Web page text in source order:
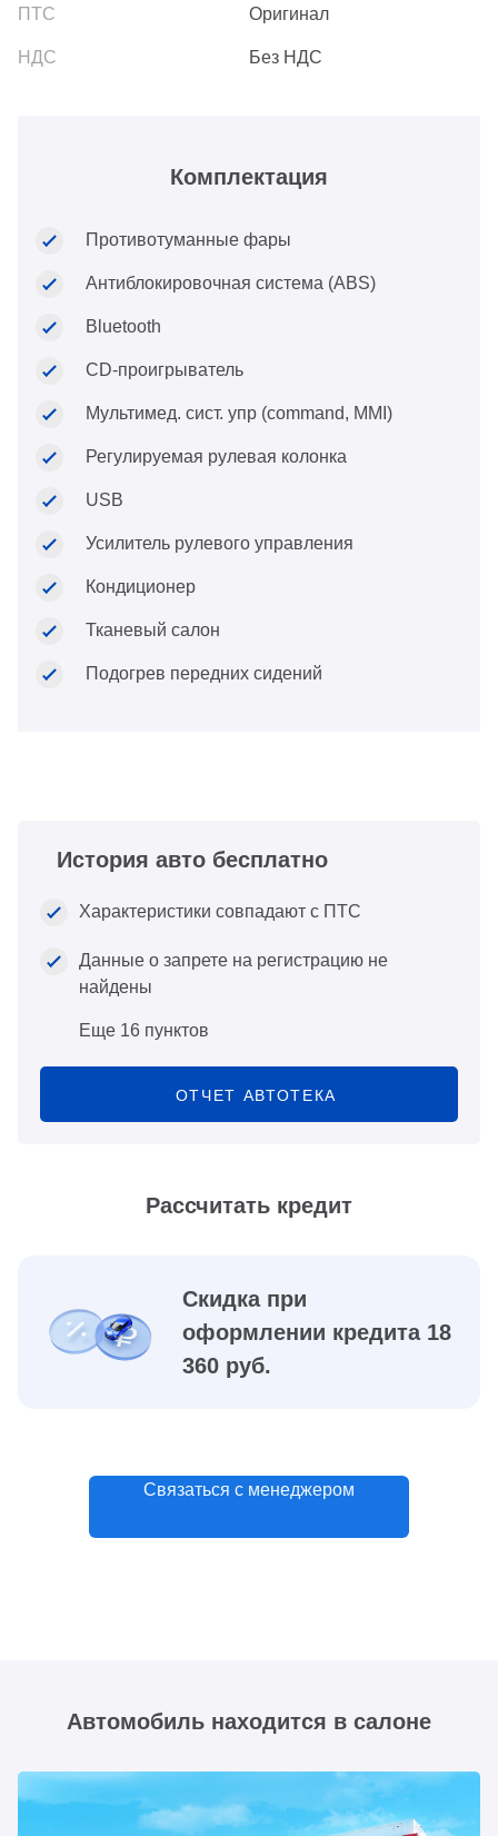
Оригинал
Без НДС
Комплектация
Противотуманные фары
Антиблокировочная система (ABS)
Bluetooth
CD-проигрыватель
Мультимед. сист. упр (command, MMI)
Регулируемая рулевая колонка
USB
Усилитель рулевого управления
Кондиционер
Тканевый салон
Подогрев передних сидений
История авто бесплатно
Характеристики совпадают с ПТС
Данные о запрете на регистрацию не
найдены
Еще 16 пунктов
ОТЧЕТ АВТОТЕКА
Рассчитать кредит
Скидка при
оформлении кредита 18
360 руб.
Связаться с менеджером
Автомобиль находится в салоне